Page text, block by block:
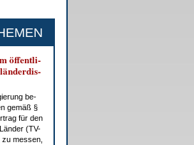
öf­fent­li­
be­
ge­mäß §
für den
(TV-
mes­sen,